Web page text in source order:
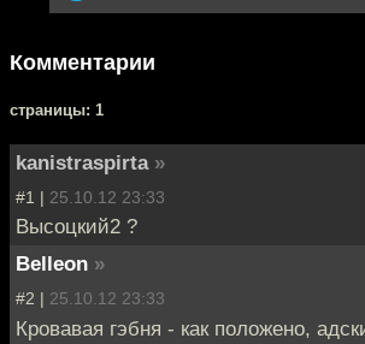
Комментарии
cтраницы: 1
kanistraspirta »
#1 | 25.10.12 23:33
Высоцкий2 ?
Belleon »
#2 | 25.10.12 23:33
Кровавая гэбня - как положено,